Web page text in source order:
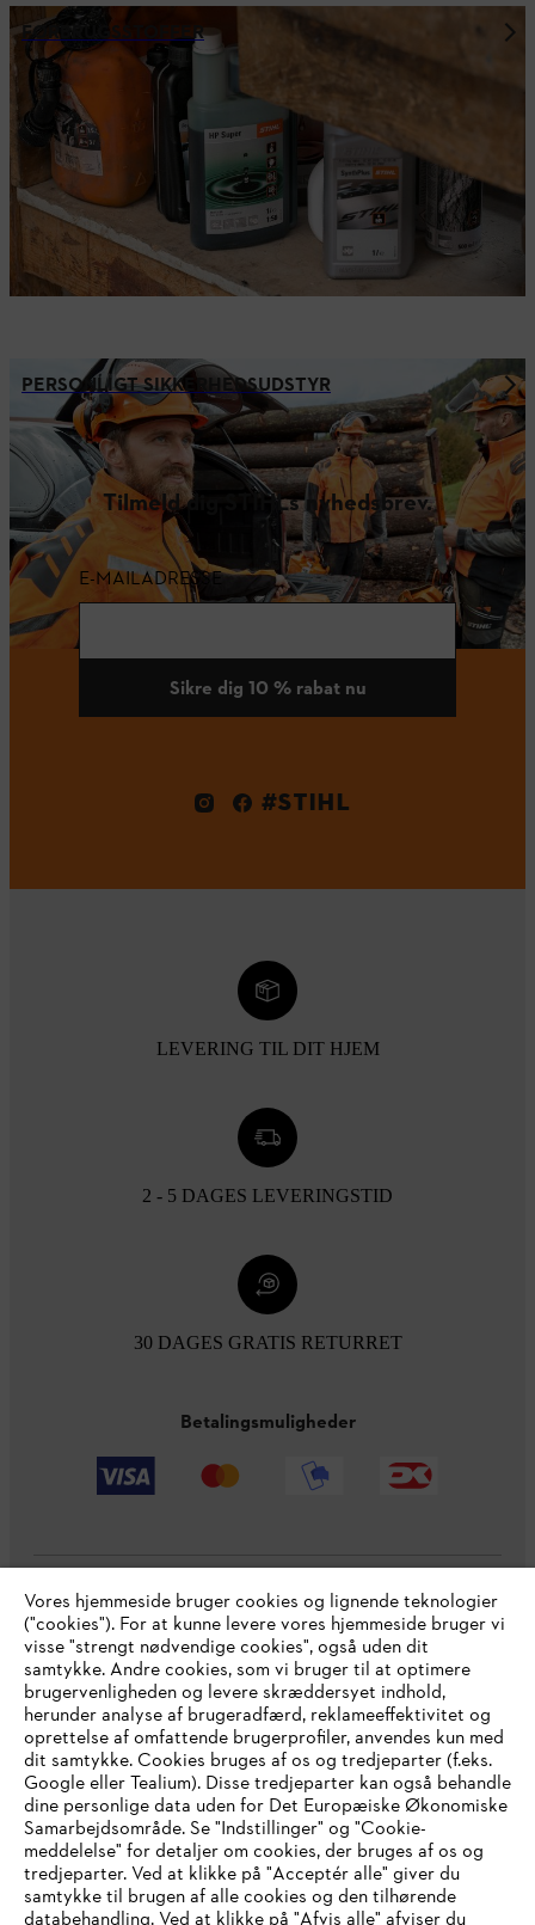
FORBRUGSSTOFFER
PERSONLIGT SIKKERHEDSUDSTYR
Tilmeld dig STIHLs nyhedsbrev.
E-MAILADRESSE
Sikre dig 10 % rabat nu
#STIHL
LEVERING TIL DIT HJEM
2 - 5 DAGES LEVERINGSTID
30 DAGES GRATIS RETURRET
Betalingsmuligheder
Virksomheden
STIHL FAQ
Service
IHR BROWSER WIRD NICHT
UNTERSTÜTZT
Vores hjemmeside bruger cookies og lignende teknologier
("cookies"). For at kunne levere vores hjemmeside bruger vi
visse "strengt nødvendige cookies", også uden dit
samtykke. Andre cookies, som vi bruger til at optimere
brugervenligheden og levere skræddersyet indhold,
herunder analyse af brugeradfærd, reklameeffektivitet og
oprettelse af omfattende brugerprofiler, anvendes kun med
dit samtykke. Cookies bruges af os og tredjeparter (f.eks.
Google eller Tealium). Disse tredjeparter kan også behandle
dine personlige data uden for Det Europæiske Økonomiske
Samarbejdsområde. Se "Indstillinger" og "Cookie-
meddelelse" for detaljer om cookies, der bruges af os og
tredjeparter. Ved at klikke på "Acceptér alle" giver du
samtykke til brugen af alle cookies og den tilhørende